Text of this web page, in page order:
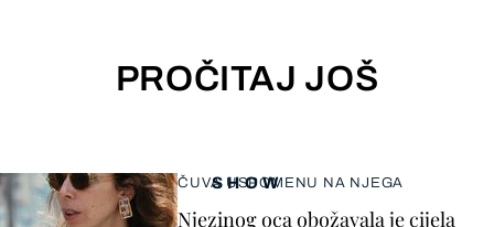
PROČITAJ JOŠ
SHOW
ČUVA USPOMENU NA NJEGA
Njezinog oca obožavala je cijela